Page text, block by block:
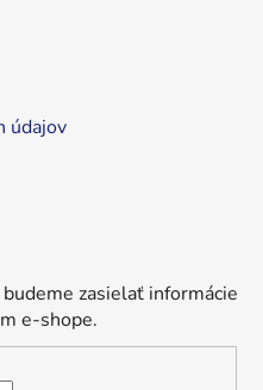
údajov
zasielať informácie
e-shope.